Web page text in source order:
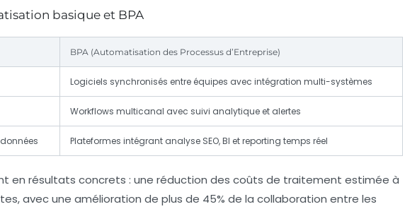
basique et BPA
BPA (Automatisation des Processus d’Entreprise)
Logiciels synchronisés entre équipes avec intégration multi-systèmes
Workflows multicanal avec suivi analytique et alertes
Plateformes intégrant analyse SEO, BI et reporting temps réel
en résultats concrets : une réduction des coûts de traitement estimée à
avec une amélioration de plus de 45% de la collaboration entre les